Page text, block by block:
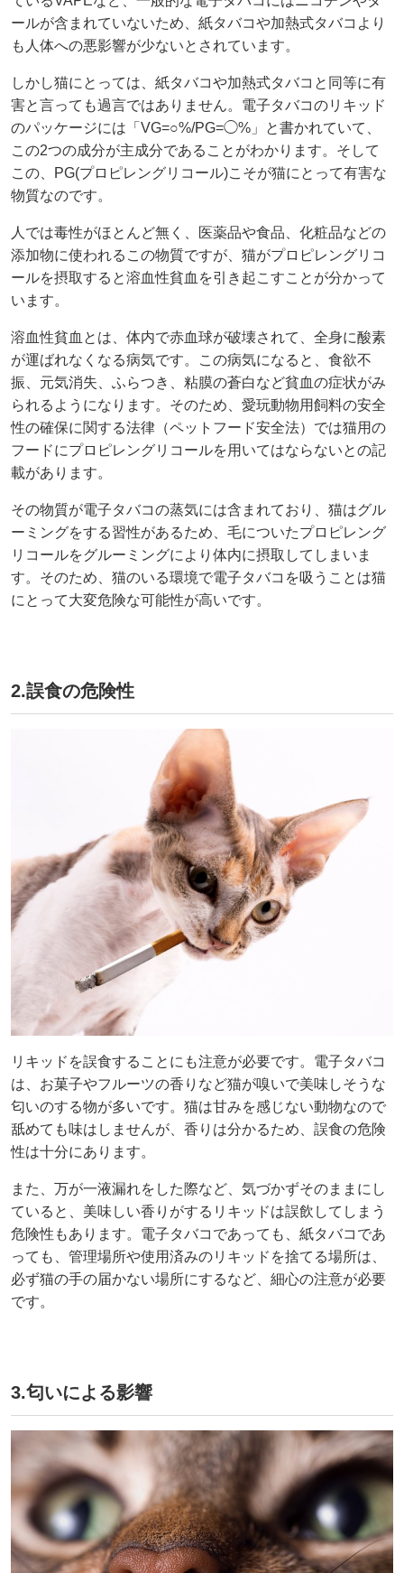
ールが含まれていないため、紙タバコや加熱式タバコより
も人体への悪影響が少ないとされています。
しかし猫にとっては、紙タバコや加熱式タバコと同等に有
害と言っても過言ではありません。電子タバコのリキッド
のパッケージには「VG=○%/PG=◯%」と書かれていて、
この2つの成分が主成分であることがわかります。そして
この、PG(プロピレングリコール)こそが猫にとって有害な
物質なのです。
人では毒性がほとんど無く、医薬品や食品、化粧品などの
添加物に使われるこの物質ですが、猫がプロピレングリコ
ールを摂取すると溶血性貧血を引き起こすことが分かって
います。
溶血性貧血とは、体内で赤血球が破壊されて、全身に酸素
が運ばれなくなる病気です。この病気になると、食欲不
振、元気消失、ふらつき、粘膜の蒼白など貧血の症状がみ
られるようになります。そのため、愛玩動物用飼料の安全
性の確保に関する法律（ペットフード安全法）では猫用の
フードにプロピレングリコールを用いてはならないとの記
載があります。
その物質が電子タバコの蒸気には含まれており、猫はグル
ーミングをする習性があるため、毛についたプロピレング
リコールをグルーミングにより体内に摂取してしまいま
す。そのため、猫のいる環境で電子タバコを吸うことは猫
にとって大変危険な可能性が高いです。
︎2.誤食の危険性
リキッドを誤食することにも注意が必要です。電子タバコ
は、お菓子やフルーツの香りなど猫が嗅いで美味しそうな
匂いのする物が多いです。猫は甘みを感じない動物なので
舐めても味はしませんが、香りは分かるため、誤食の危険
性は十分にあります。
また、万が一液漏れをした際など、気づかずそのままにし
ていると、美味しい香りがするリキッドは誤飲してしまう
危険性もあります。電子タバコであっても、紙タバコであ
っても、管理場所や使用済みのリキッドを捨てる場所は、
必ず猫の手の届かない場所にするなど、細心の注意が必要
です。
︎3.匂いによる影響